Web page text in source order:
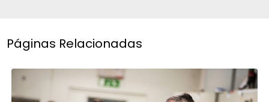
Páginas Relacionadas